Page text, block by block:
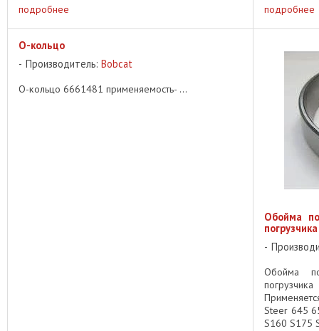
подробнее
подробнее
О-кольцо
Производитель: Bobcat
О-кольцо 6661481 применяемость- ...
Обойма
Обойма
Steer 645
S160 S175